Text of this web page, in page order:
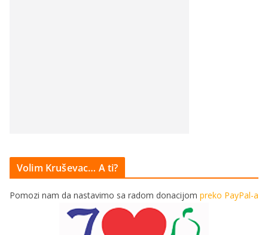
Volim Kruševac… A ti?
Pomozi nam da nastavimo sa radom donacijom preko PayPal-a